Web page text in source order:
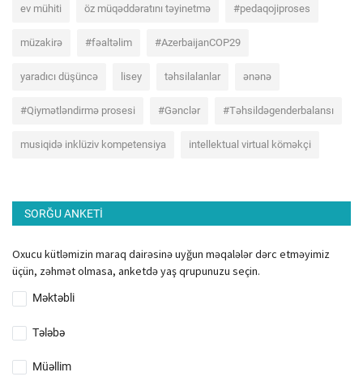
ev mühiti öz müqəddəratını təyinetmə #pedaqojiproses
müzakirə #fəaltəlim #AzerbaijanCOP29
yaradıcı düşüncə lisey təhsilalanlar ənənə
#Qiymətləndirmə prosesi #Gənclər #Təhsildəgenderbalansı
musiqidə inklüziv kompetensiya intellektual virtual köməkçi
SORĞU ANKETI
Oxucu kütləmizin maraq dairəsinə uyğun məqalələr dərc etməyimiz
üçün, zəhmət olmasa, anketdə yaş qrupunuzu seçin.
Məktəbli
Tələbə
Müəllim